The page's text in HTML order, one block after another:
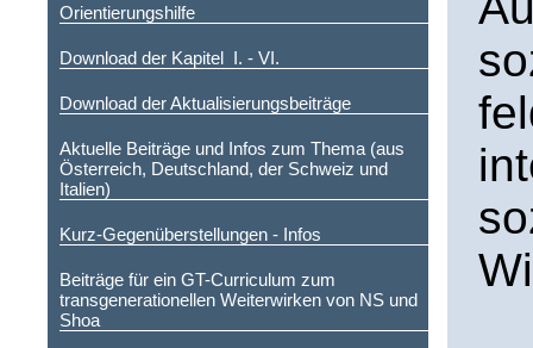
Orientierungshilfe
Download der Kapitel I. - VI.
Download der Aktualisierungsbeiträge
Aktuelle Beiträge und Infos zum Thema (aus
Österreich, Deutschland, der Schweiz und
Italien)
Kurz-Gegenüberstellungen - Infos
Beiträge für ein GT-Curriculum zum
transgenerationellen Weiterwirken von NS und
Shoa